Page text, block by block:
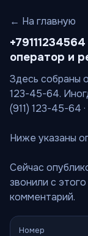
← На главную
оператор и
Здесь собраны
123-45-64.
(911) 123-45-64
Ниже указаны
Сейчас
звонили с
комментарий.
Номер